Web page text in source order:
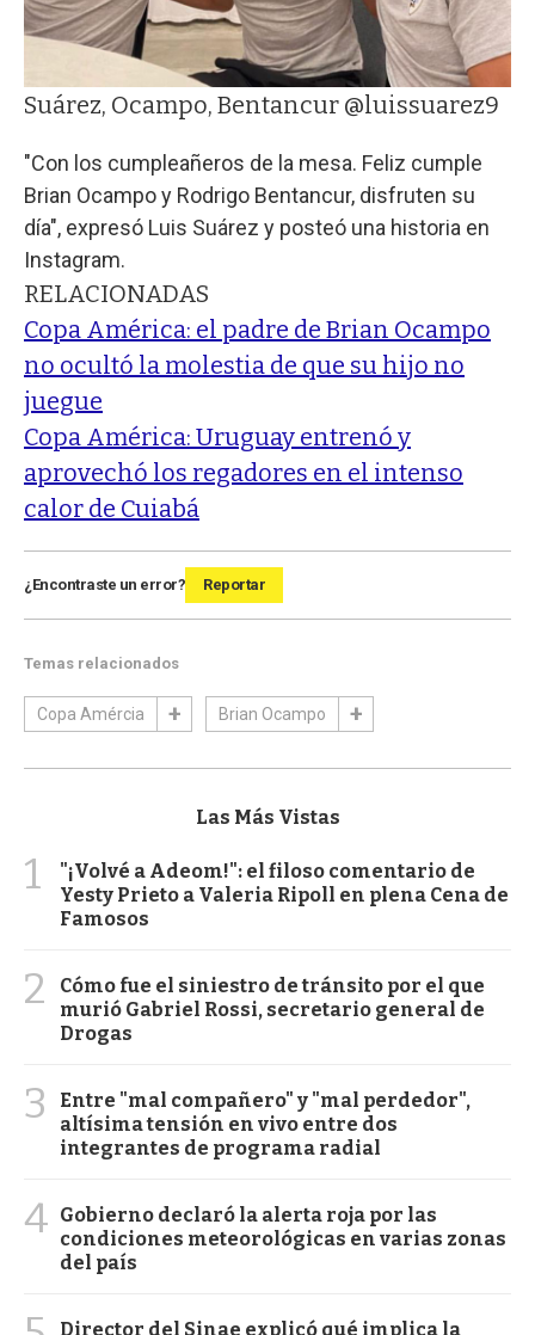
Suárez, Ocampo, Bentancur @luissuarez9
"Con los cumpleañeros de la mesa. Feliz cumple
Brian Ocampo y Rodrigo Bentancur, disfruten su
día", expresó Luis Suárez y posteó una historia en
Instagram.
RELACIONADAS
Copa América: el padre de Brian Ocampo
no ocultó la molestia de que su hijo no
juegue
Copa América: Uruguay entrenó y
aprovechó los regadores en el intenso
calor de Cuiabá
¿Encontraste un error? Reportar
Temas relacionados
Copa Amércia Brian Ocampo
Las Más Vistas
1
"¡Volvé a Adeom!": el filoso comentario de
Yesty Prieto a Valeria Ripoll en plena Cena de
Famosos
2
Cómo fue el siniestro de tránsito por el que
murió Gabriel Rossi, secretario general de
Drogas
3
Entre "mal compañero" y "mal perdedor",
altísima tensión en vivo entre dos
integrantes de programa radial
4 Gobierno declaró la alerta roja por las
condiciones meteorológicas en varias zonas
del país
Director del Sinae explicó qué implica la